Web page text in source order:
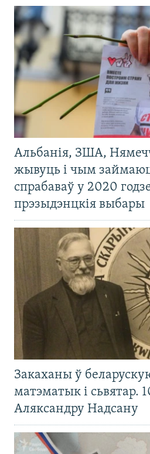
Альбанія, ЗША,
жывуць і чым
спрабаваў у 2020
прэзыдэнцкія выбары
Закаханы ў
матэматык і сьвятар.
Аляксандру Надсану